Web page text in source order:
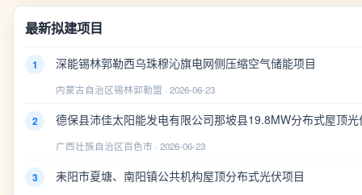
最新拟建项目
1 深能锡林郭勒西乌珠穆沁旗电网侧压缩空气储能项目
内蒙古自治区锡林郭勒盟 · 2026-06-23
2 德保县沛佳太阳能发电有限公司那坡县19.8MW分布式屋顶
广西壮族自治区百色市 · 2026-06-23
3 耒阳市夏塘、南阳镇公共机构屋顶分布式光伏项目